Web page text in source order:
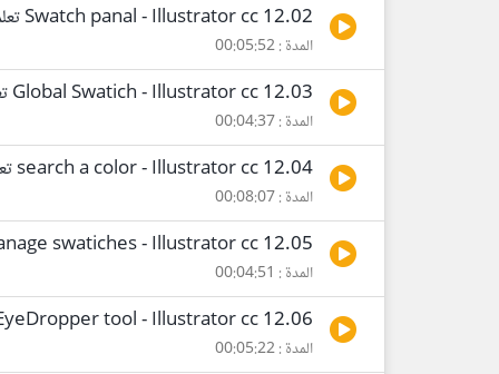
12.02 Swatch panal - Illustrator cc تعلم
المدة : 00:05:52
12.03 Global Swatich - Illustrator cc تعلم
المدة : 00:04:37
12.04 search a color - Illustrator cc تعلم
المدة : 00:08:07
12.05 manage swatiches - Illustrator cc تعلم
المدة : 00:04:51
12.06 EyeDropper tool - Illustrator cc تعلم
المدة : 00:05:22